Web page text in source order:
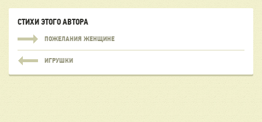
СТИХИ ЭТОГО АВТОРА
ПОЖЕЛАНИЯ ЖЕНЩИНЕ
ИГРУШКИ